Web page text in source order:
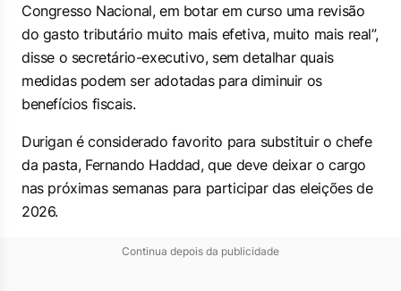
Congresso Nacional, em botar em curso uma revisão
do gasto tributário muito mais efetiva, muito mais real”,
disse o secretário-executivo, sem detalhar quais
medidas podem ser adotadas para diminuir os
benefícios fiscais.
Durigan é considerado favorito para substituir o chefe
da pasta, Fernando Haddad, que deve deixar o cargo
nas próximas semanas para participar das eleições de
2026.
Continua depois da publicidade